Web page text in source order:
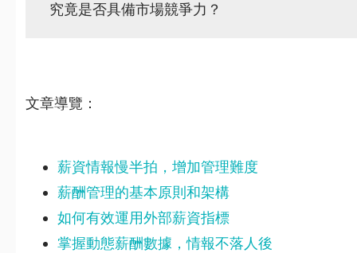
究竟是否具備市場競爭力？
文章導覽：
薪資情報慢半拍，增加管理難度
薪酬管理的基本原則和架構
如何有效運用外部薪資指標
掌握動態薪酬數據，情報不落人後